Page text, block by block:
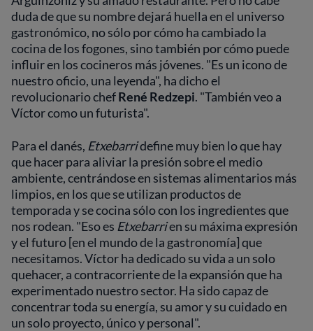
duda de que su nombre dejará huella en el universo
gastronómico, no sólo por cómo ha cambiado la
cocina de los fogones, sino también por cómo puede
influir en los cocineros más jóvenes. "Es un icono de
nuestro oficio, una leyenda", ha dicho el
revolucionario chefRené Redzepi. "También veo a
Víctor como un futurista".
Para el danés, Etxebarridefine muy bien lo que hay
que hacer para aliviar la presión sobre el medio
ambiente, centrándose en sistemas alimentarios más
limpios, en los que se utilizan productos de
temporada y se cocina sólo con los ingredientes que
nos rodean. "Eso es Etxebarrien su máxima expresión
y el futuro [en el mundo de la gastronomía] que
necesitamos. Víctor ha dedicado su vida a un solo
quehacer, a contracorriente de la expansión que ha
experimentado nuestro sector. Ha sido capaz de
concentrar toda su energía, su amor y su cuidado en
un solo proyecto, único y personal".